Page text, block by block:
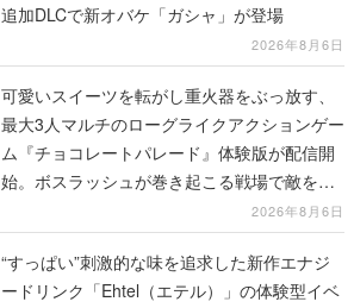
追加DLCで新オバケ「ガシャ」が登場
2026年8月6日
可愛いスイーツを転がし重火器をぶっ放す、
最大3人マルチのローグライクアクションゲー
ム『チョコレートパレード』体験版が配信開
始。ボスラッシュが巻き起こる戦場で敵を倒
し、コインを集めてスコアを競い合え2026年8月6日
“すっぱい”刺激的な味を追求した新作エナジ
ードリンク「Ehtel（エテル）」の体験型イベ